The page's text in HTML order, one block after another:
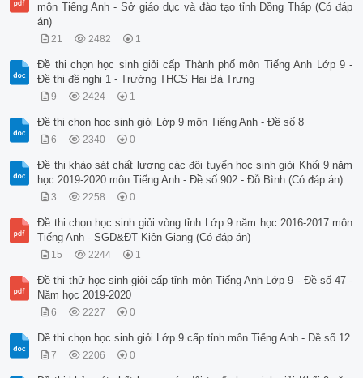
môn Tiếng Anh - Sở giáo dục và đào tạo tỉnh Đồng Tháp (Có đáp
án)
21 2482 1
Đề thi chọn học sinh giỏi cấp Thành phố môn Tiếng Anh Lớp 9 -
Đề thi đề nghị 1 - Trường THCS Hai Bà Trưng
9 2424 1
Đề thi chọn học sinh giỏi Lớp 9 môn Tiếng Anh - Đề số 8
6 2340 0
Đề thi khảo sát chất lượng các đội tuyển học sinh giỏi Khối 9 năm
học 2019-2020 môn Tiếng Anh - Đề số 902 - Đỗ Bình (Có đáp án)
3 2258 0
Đề thi chọn học sinh giỏi vòng tỉnh Lớp 9 năm học 2016-2017 môn
Tiếng Anh - SGD&ĐT Kiên Giang (Có đáp án)
15 2244 1
Đề thi thử học sinh giỏi cấp tỉnh môn Tiếng Anh Lớp 9 - Đề số 47 -
Năm học 2019-2020
6 2227 0
Đề thi chọn học sinh giỏi Lớp 9 cấp tỉnh môn Tiếng Anh - Đề số 12
7 2206 0